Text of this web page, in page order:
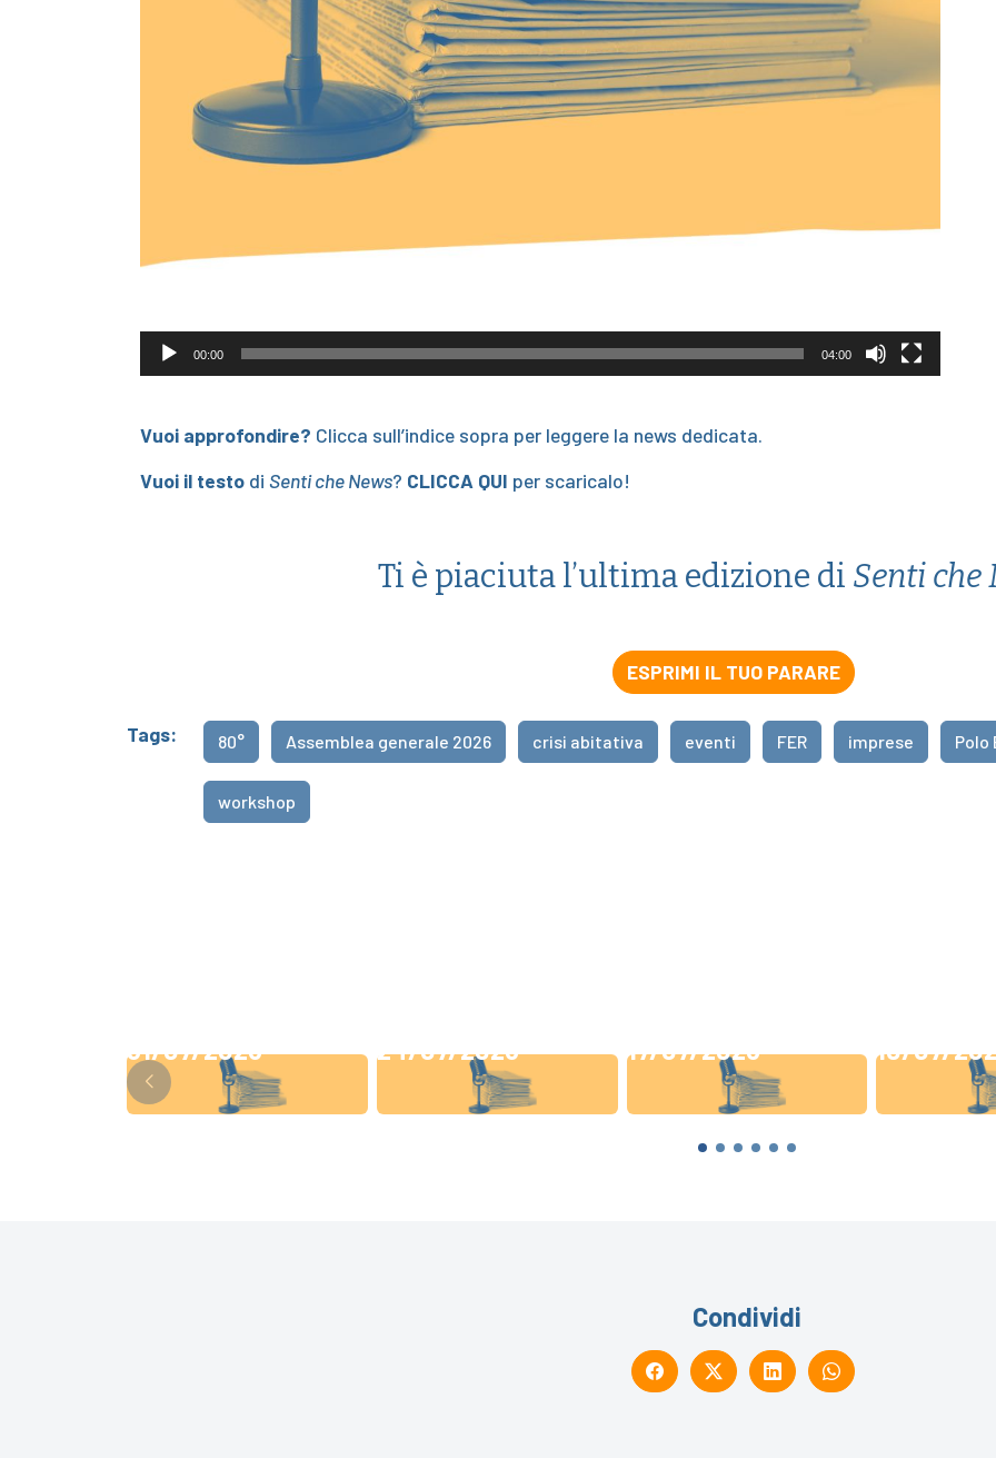
00:00 04:00
Vuoi approfondire? Clicca sull’indice sopra per leggere la news dedicata.
Vuoi il testo di Senti che News? CLICCA QUI per scaricalo!
Ti è piaciuta l’ultima edizione di Senti che
ESPRIMI IL TUO PARARE
Tags: 80° Assemblea generale 2026 crisi abitativa eventi FER imprese Polo
workshop
31/07/2026 24/07/2026 17/07/2026 10/07/
Condividi